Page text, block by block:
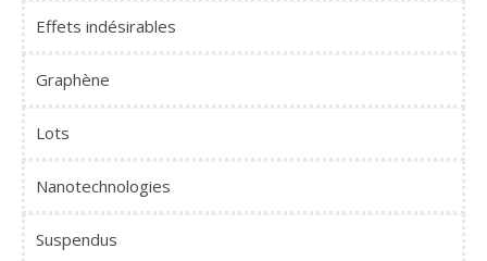
Effets indésirables
Graphène
Lots
Nanotechnologies
Suspendus